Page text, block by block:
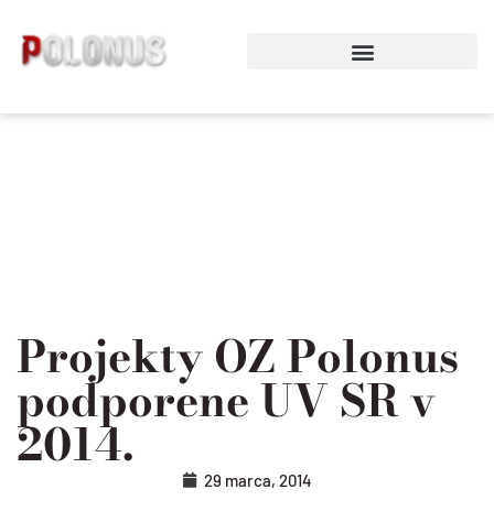
obsah
Projekty OZ Polonus
podporene UV SR v
2014.
29 marca, 2014